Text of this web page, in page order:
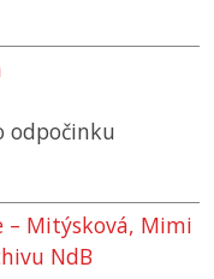
odpočinku
– Mitýsková, Mimi
NdB